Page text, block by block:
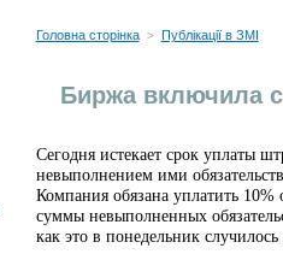
4 серпня 2026 р.
До
Головна сторінка > Публікації в ЗМІ
Биржа включила
Сегодня истекает срок уплаты
невыполнением ими
Компания обязана уплатить
суммы невыполненных
как это в понедельник